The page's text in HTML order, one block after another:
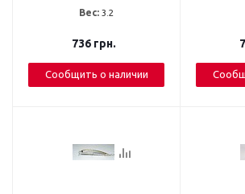
Вес: 3.2
736грн.
Сообщить о наличии